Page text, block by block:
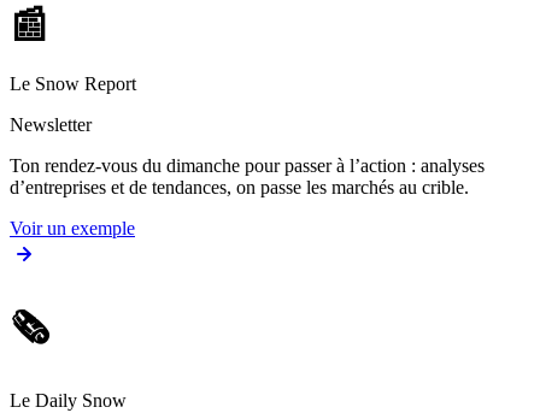
📰
Le Snow Report
Newsletter
Ton rendez-vous du dimanche pour passer à l’action : analyses
d’entreprises et de tendances, on passe les marchés au crible.
Voir un exemple
🗞️
Le Daily Snow